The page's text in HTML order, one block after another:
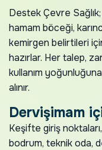
Destek Çevre
hamam böceği,
kemirgen belirtileri
hazırlar. Her talep,
kullanım
alınır.
Dervişimam
Keşifte giriş
bodrum, teknik oda,